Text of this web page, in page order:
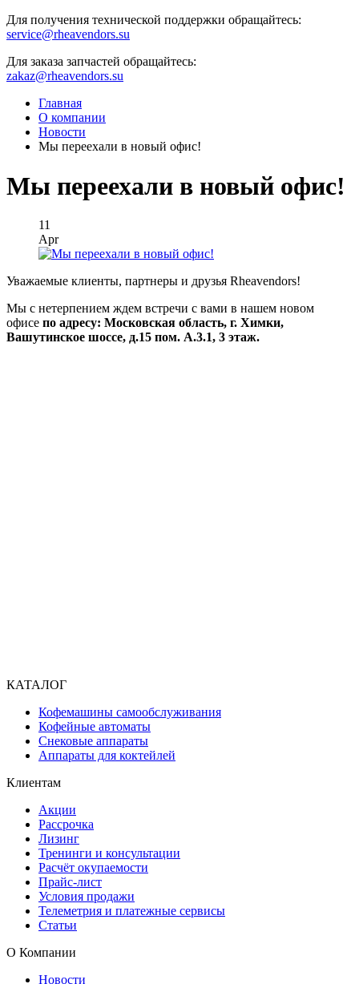
Для получения технической поддержки обращайтесь:
service@rheavendors.su
Для заказа запчастей обращайтесь:
zakaz@rheavendors.su
Главная
О компании
Новости
Мы переехали в новый офис!
Мы переехали в новый офис!
11
Apr
Уважаемые клиенты, партнеры и друзья Rheavendors!
Мы с нетерпением ждем встречи с вами в нашем новом
офисе по адресу: Московская область, г. Химки,
Вашутинское шоссе, д.15 пом. А.3.1, 3 этаж.
КАТАЛОГ
Кофемашины самообслуживания
Кофейные автоматы
Снековые аппараты
Аппараты для коктейлей
Клиентам
Акции
Рассрочка
Лизинг
Тренинги и консультации
Расчёт окупаемости
Прайс-лист
Условия продажи
Телеметрия и платежные сервисы
Статьи
О Компании
Новости